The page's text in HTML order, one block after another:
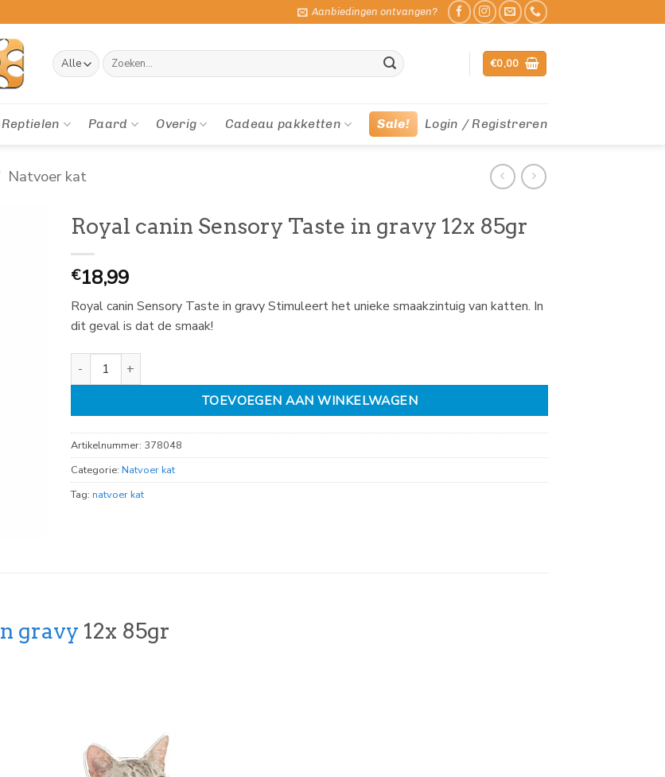
Aanbiedingen ontvangen?
Zoeken
naar:
€0,00
Reptielen Paard Overig Cadeau pakketten Sale! Login / Registreren
Natvoer kat
Royal canin Sensory Taste in gravy 12x 85gr
€18,99
Royal canin Sensory Taste in gravy Stimuleert het unieke smaakzintuig van katten. In
dit geval is dat de smaak!
Royal canin Sensory Taste in gravy 12x 85gr aantal
TOEVOEGEN AAN WINKELWAGEN
Artikelnummer: 378048
Categorie: Natvoer kat
Tag: natvoer kat
gravy 12x 85gr